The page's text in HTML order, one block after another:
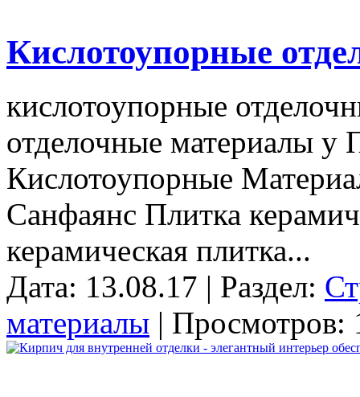
Кислотоупорные
кислотоупорные
отделочные материалы
Кислотоупорные
Санфаянс Плитка
керамическая плитка...
Дата: 13.08.17 | Раздел:
материалы | Просмотров: